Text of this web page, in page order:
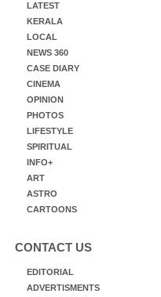
LATEST
KERALA
LOCAL
NEWS 360
CASE DIARY
CINEMA
OPINION
PHOTOS
LIFESTYLE
SPIRITUAL
INFO+
ART
ASTRO
CARTOONS
CONTACT US
EDITORIAL
ADVERTISMENTS